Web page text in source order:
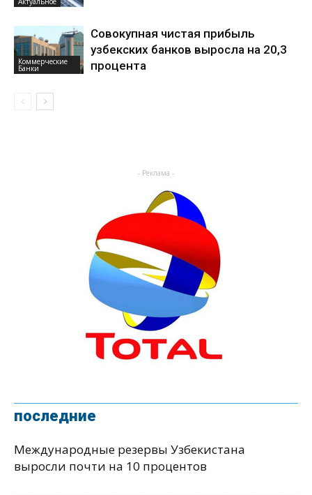
Коммерческие
Банки
Совокупная чистая прибыль
узбекских банков выросла на 20,3
процента
- Реклама -
последние
Международные резервы Узбекистана
выросли почти на 10 процентов